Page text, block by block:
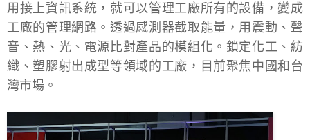
用接上資訊系統，就可以管理工廠所有的設備，變成
工廠的管理網路。透過感測器截取能量，用震動、聲
音、熱、光、電源比對產品的模組化。鎖定化工、紡
織、塑膠射出成型等領域的工廠，目前聚焦中國和台
灣市場。